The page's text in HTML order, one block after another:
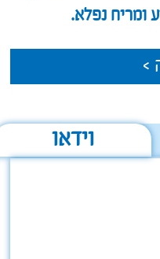
ומריח נפלא.
>
וידאו